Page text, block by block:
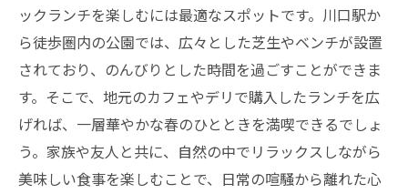
ックランチを楽しむには最適なスポットです。川口駅か
ら徒歩圏内の公園では、広々とした芝生やベンチが設置
されており、のんびりとした時間を過ごすことができま
す。そこで、地元のカフェやデリで購入したランチを広
げれば、一層華やかな春のひとときを満喫できるでしょ
う。家族や友人と共に、自然の中でリラックスしながら
美味しい食事を楽しむことで、日常の喧騒から離れた心